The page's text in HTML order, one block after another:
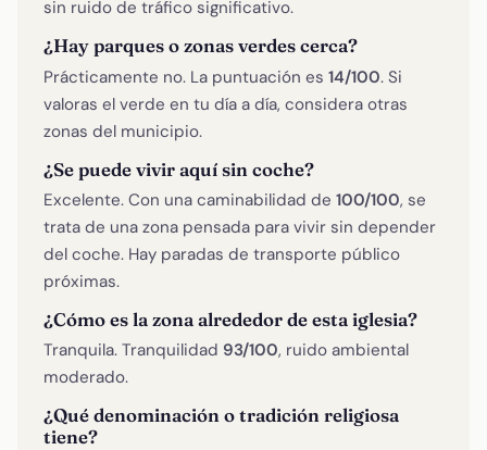
sin ruido de tráfico significativo.
¿Hay parques o zonas verdes cerca?
Prácticamente no. La puntuación es 14/100. Si
valoras el verde en tu día a día, considera otras
zonas del municipio.
¿Se puede vivir aquí sin coche?
Excelente. Con una caminabilidad de 100/100, se
trata de una zona pensada para vivir sin depender
del coche. Hay paradas de transporte público
próximas.
¿Cómo es la zona alrededor de esta iglesia?
Tranquila. Tranquilidad 93/100, ruido ambiental
moderado.
¿Qué denominación o tradición religiosa
tiene?